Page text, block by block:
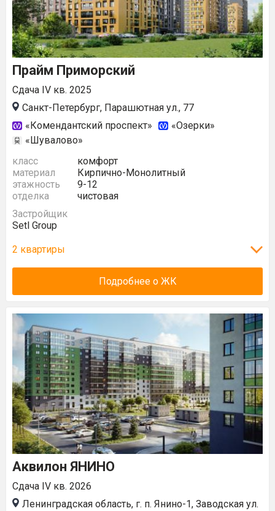
Прайм Приморский
Сдача IV кв. 2025
Санкт-Петербург, Парашютная ул., 77
«Комендантский проспект»
«Озерки»
«Шувалово»
класс
комфорт
материал
Кирпично-Монолитный
этажность
9-12
отделка
чистовая
Застройщик
Setl Group
2 квартиры
Подробнее о ЖК
Аквилон ЯНИНО
Сдача IV кв. 2026
Ленинградская область, г. п. Янино-1, Заводская ул.